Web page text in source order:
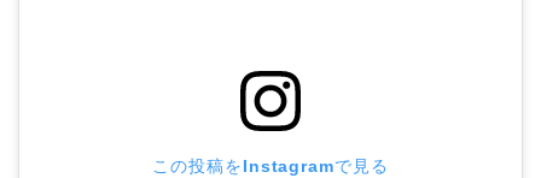
この投稿をInstagramで見る